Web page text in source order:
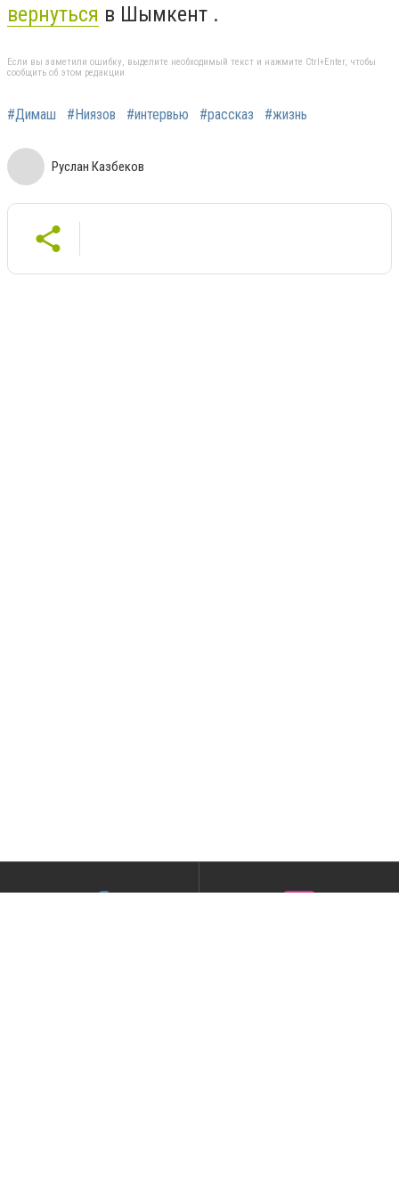
вернуться в Шымкент .
Если вы заметили ошибку, выделите необходимый текст и нажмите Ctrl+Enter, чтобы
сообщить об этом редакции
#Димаш #Ниязов #интервью #рассказ #жизнь
Руслан Казбеков